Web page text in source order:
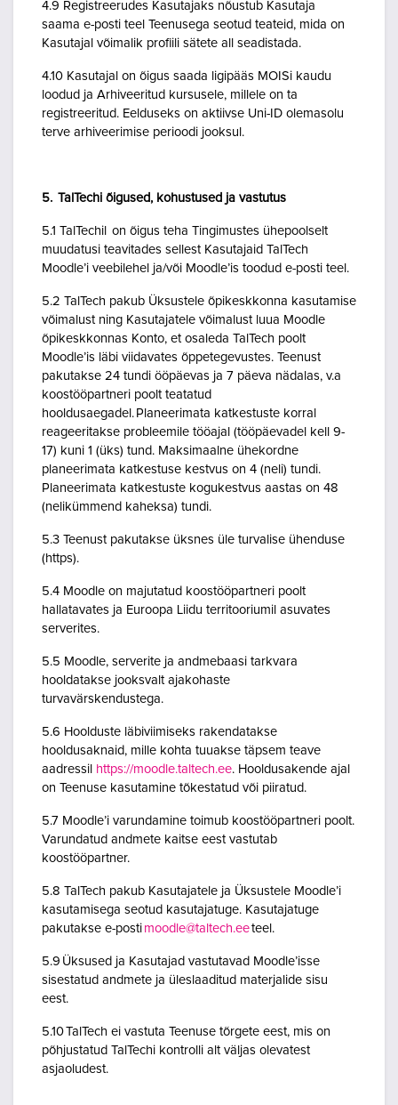
4.9 Registreerudes Kasutajaks nõustub Kasutaja
saama e-posti teel Teenusega seotud teateid, mida on
Kasutajal võimalik profiili sätete all seadistada.
4.10 Kasutajal on õigus saada ligipääs MOISi kaudu
loodud ja Arhiveeritud kursusele, millele on ta
registreeritud. Eelduseks on aktiivse Uni-ID olemasolu
terve arhiveerimise perioodi jooksul.
5. TalTechi õigused, kohustused ja vastutus
5.1 TalTechil on õigus teha Tingimustes ühepoolselt
muudatusi teavitades sellest Kasutajaid TalTech
Moodle’i veebilehel ja/või Moodle’is toodud e-posti teel.
5.2 TalTech pakub Üksustele õpikeskkonna kasutamise
võimalust ning Kasutajatele võimalust luua Moodle
õpikeskkonnas Konto, et osaleda TalTech poolt
Moodle’is läbi viidavates õppetegevustes. Teenust
pakutakse 24 tundi ööpäevas ja 7 päeva nädalas, v.a
koostööpartneri poolt teatatud
hooldusaegadel. Planeerimata katkestuste korral
reageeritakse probleemile tööajal (tööpäevadel kell 9-
17) kuni 1 (üks) tund. Maksimaalne ühekordne
planeerimata katkestuse kestvus on 4 (neli) tundi.
Planeerimata katkestuste kogukestvus aastas on 48
(nelikümmend kaheksa) tundi.
5.3 Teenust pakutakse üksnes üle turvalise ühenduse
(https).
5.4 Moodle on majutatud koostööpartneri poolt
hallatavates ja Euroopa Liidu territooriumil asuvates
serverites.
5.5 Moodle, serverite ja andmebaasi tarkvara
hooldatakse jooksvalt ajakohaste
turvavärskendustega.
5.6 Hoolduste läbiviimiseks rakendatakse
hooldusaknaid, mille kohta tuuakse täpsem teave
aadressil https://moodle.taltech.ee. Hooldusakende ajal
on Teenuse kasutamine tõkestatud või piiratud.
5.7 Moodle’i varundamine toimub koostööpartneri poolt.
Varundatud andmete kaitse eest vastutab
koostööpartner.
5.8 TalTech pakub Kasutajatele ja Üksustele Moodle’i
kasutamisega seotud kasutajatuge. Kasutajatuge
pakutakse e-posti moodle@taltech.eeteel.
5.9 Üksused ja Kasutajad vastutavad Moodle’isse
sisestatud andmete ja üleslaaditud materjalide sisu
eest.
5.10 TalTech ei vastuta Teenuse tõrgete eest, mis on
põhjustatud TalTechi kontrolli alt väljas olevatest
asjaoludest.